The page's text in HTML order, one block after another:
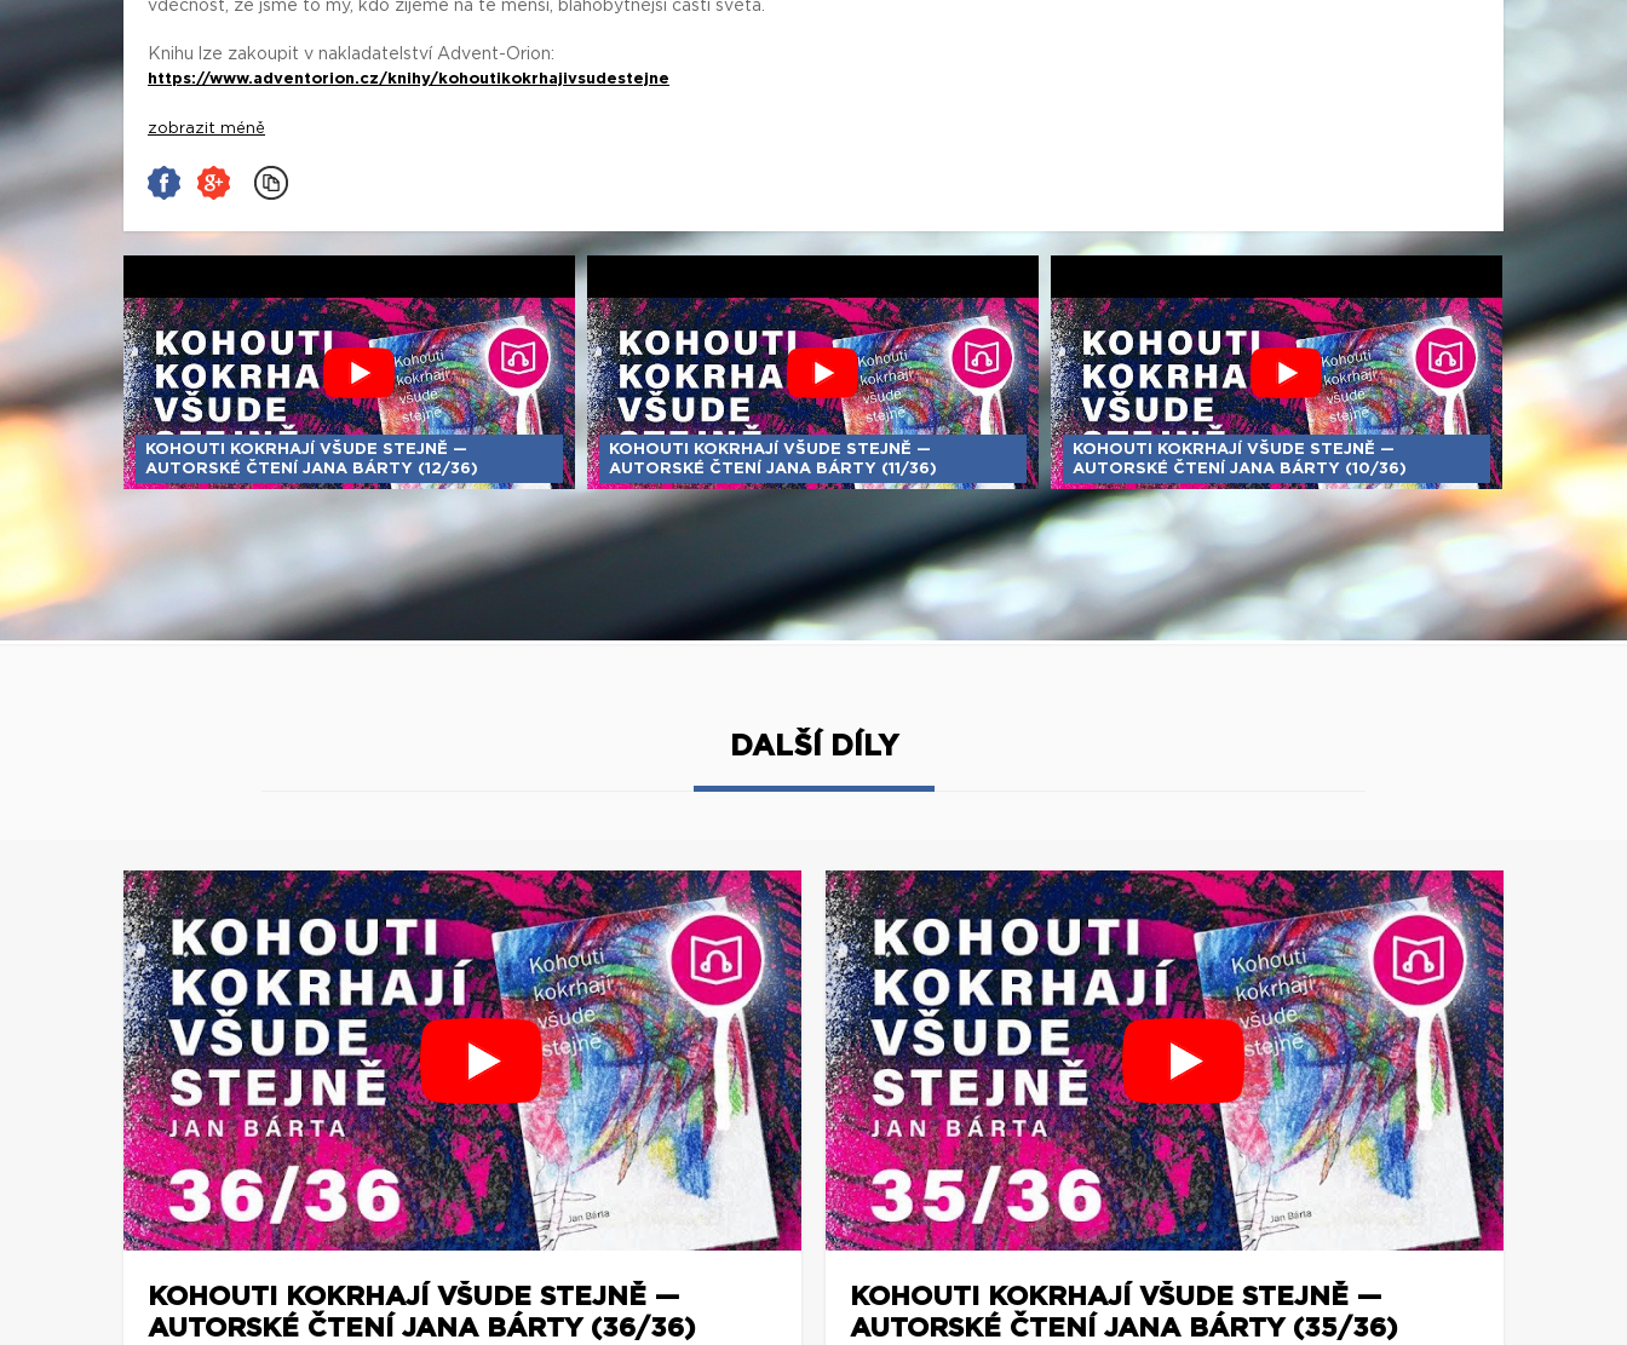
vděčnost, že jsme to my, kdo žijeme na té menší, blahobytnější části světa.
Knihu lze zakoupit v nakladatelství Advent-Orion:
https://www.adventorion.cz/knihy/kohoutikokrhajivsudestejne
zobrazit méně
KOHOUTI KOKRHAJÍ VŠUDE STEJNĚ —
AUTORSKÉ ČTENÍ JANA BÁRTY (12/36)
KOHOUTI KOKRHAJÍ VŠUDE STEJNĚ —
AUTORSKÉ ČTENÍ JANA BÁRTY (11/36)
KOHOUTI KOKRHAJÍ VŠUDE STEJNĚ —
AUTORSKÉ ČTENÍ JANA BÁRTY (10/36)
DALŠÍ DÍLY
KOHOUTI KOKRHAJÍ VŠUDE STEJNĚ —
AUTORSKÉ ČTENÍ JANA BÁRTY (36/36)
KOHOUTI KOKRHAJÍ VŠUDE STEJNĚ —
AUTORSKÉ ČTENÍ JANA BÁRTY (35/36)